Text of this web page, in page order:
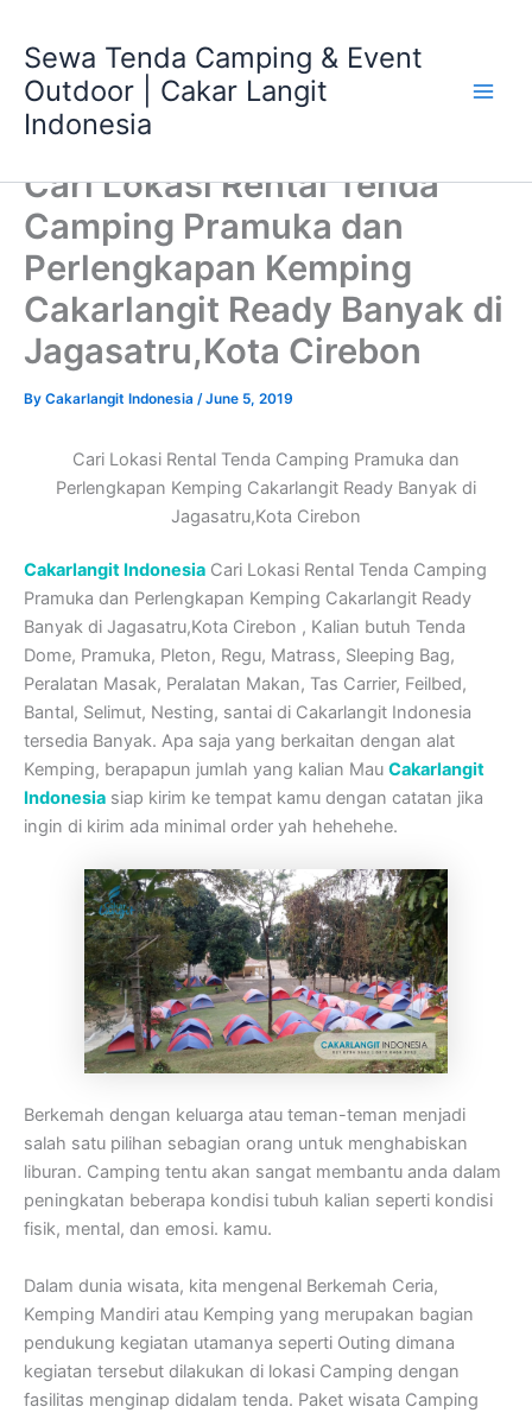
content
Sewa Tenda Camping & Event
Outdoor | Cakar Langit
Indonesia
Cari Lokasi Rental Tenda
Camping Pramuka dan
Perlengkapan Kemping
Cakarlangit Ready Banyak di
Jagasatru,Kota Cirebon
By Cakarlangit Indonesia /June 5, 2019
Cari Lokasi Rental Tenda Camping Pramuka dan
Perlengkapan Kemping Cakarlangit Ready Banyak di
Jagasatru,Kota Cirebon
Cakarlangit Indonesia Cari Lokasi Rental Tenda Camping
Pramuka dan Perlengkapan Kemping Cakarlangit Ready
Banyak di Jagasatru,Kota Cirebon , Kalian butuh Tenda
Dome, Pramuka, Pleton, Regu, Matrass, Sleeping Bag,
Peralatan Masak, Peralatan Makan, Tas Carrier, Feilbed,
Bantal, Selimut, Nesting, santai di Cakarlangit Indonesia
tersedia Banyak. Apa saja yang berkaitan dengan alat
Kemping, berapapun jumlah yang kalian Mau Cakarlangit
Indonesia siap kirim ke tempat kamu dengan catatan jika
ingin di kirim ada minimal order yah hehehehe.
Berkemah dengan keluarga atau teman-teman menjadi
salah satu pilihan sebagian orang untuk menghabiskan
liburan. Camping tentu akan sangat membantu anda dalam
peningkatan beberapa kondisi tubuh kalian seperti kondisi
fisik, mental, dan emosi. kamu.
Dalam dunia wisata, kita mengenal Berkemah Ceria,
Kemping Mandiri atau Kemping yang merupakan bagian
pendukung kegiatan utamanya seperti Outing dimana
kegiatan tersebut dilakukan di lokasi Camping dengan
fasilitas menginap didalam tenda. Paket wisata Camping